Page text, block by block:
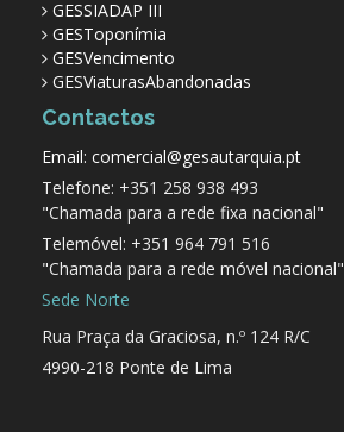
GESSIADAP III
GESToponímia
GESVencimento
GESViaturasAbandonadas
Contactos
Email: comercial@gesautarquia.pt
Telefone: +351 258 938 493
"Chamada para a rede fixa nacional"
Telemóvel: +351 964 791 516
"Chamada para a rede móvel nacional"
Sede Norte
Rua Praça da Graciosa, n.º 124 R/C
4990-218 Ponte de Lima